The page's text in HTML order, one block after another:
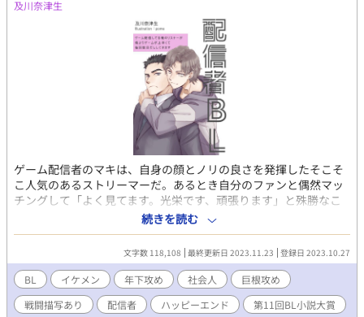
及川奈津生
ゲーム配信者のマキは、自身の顔とノリの良さを発揮したそこそ
こ人気のあるストリーマーだ。あるとき自分のファンと偶然マッ
チングして「よく見てます。光栄です、頑張ります」と殊勝なこ
とを言われるものの、このファン、謙虚過ぎるだけでめちゃくち
ゃゲームが上手い。強いし、言葉遣いも丁寧だし、声もいいし、
何より本当にめちゃくちゃ自分のファンっぽい。「ねぇ、またや
らない？固定メンバー欲しくてさ」ってナンパして、度々このフ
ァンを配信に呼ぶようになる。 ところが、謙虚で丁寧なのは最初
だけだった。 鬼教官と化したファンに散々しごかれて、仲が悪か
った二人が一緒にゲームしてるうちに打ち解けて仲良くなる話。
続きを読む
文字数 118,108 最終更新日 2023.11.23 登録日 2023.10.27
BL イケメン 年下攻め 社会人
巨根攻め
戦闘描写あり
配信者 ハッピーエンド 第11回BL小説大賞